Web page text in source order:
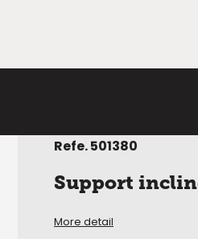
Refe.501380
Support
More detail